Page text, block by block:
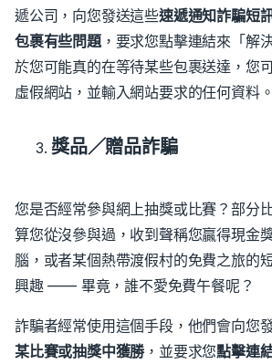
遞公司，向您發送這些速遞通知詐騙短
包裹有些問題，要求您點擊連結來「解
於您可能真的在等待某些包裹送達，您
虛假網站，並輸入網站要求的任何資料。
獎品／贈品詐騙
您是否經常參與網上抽獎或比賽？部分
算您從沒參與過，收到聲稱您贏得現金
腦，或者某個熱帶渡假村的免費之旅的
興趣 —— 畢竟，誰不愛免費午餐呢？
詐騙者經常使用這個手段，他們會向您
某比賽或抽獎中獲勝，並要求您點擊連